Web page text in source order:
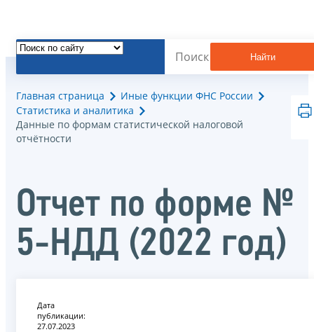
Найти
Главная страница
Иные функции ФНС России
Статистика и аналитика
Данные по формам статистической налоговой
отчётности
Отчет по форме №
5-НДД (2022 год)
Дата
публикации:
27.07.2023